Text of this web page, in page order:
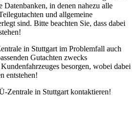
in denen nahezu alle
und allgemeine
sind. Bitte beachten Sie, dass dabei
in Stuttgart im Problemfall auch
Gutachten zwecks
besorgen, wobei dabei
entstehen!
Zentrale in Stuttgart kontaktieren!